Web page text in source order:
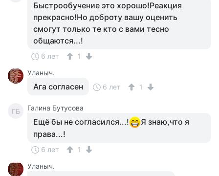
Быстрообучение это хорошо!Реакция
прекрасно!Но доброту вашу оценить
смогут только те кто с вами тесно
общаются...!
6 лет
1
Уланыч.
Ага согласен 6 лет 1
ГБ Галина Бутусова
Ещё бы не согласился...!
Я знаю,что я
права...!
6 лет
1
Уланыч.